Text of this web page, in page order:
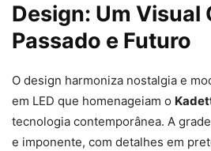
Design: Um Visual
Passado e Futuro
O design harmoniza nostalgia e
em LED que homenageiam o
tecnologia contemporânea. A
e imponente, com detalhes em